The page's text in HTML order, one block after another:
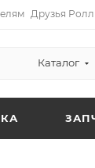
Друзья
Каталог